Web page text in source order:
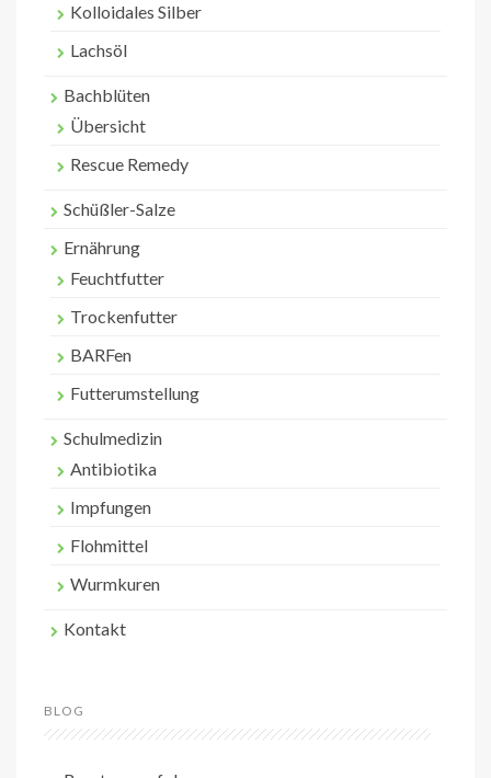
Kolloidales Silber
Lachsöl
Bachblüten
Übersicht
Rescue Remedy
Schüßler-Salze
Ernährung
Feuchtfutter
Trockenfutter
BARFen
Futterumstellung
Schulmedizin
Antibiotika
Impfungen
Flohmittel
Wurmkuren
Kontakt
BLOG